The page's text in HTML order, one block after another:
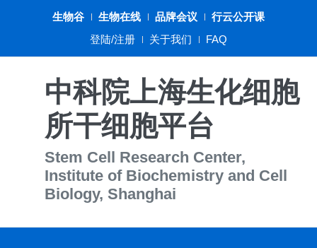
生物谷 生物在线 品牌会议
行云公开课
登陆/注册
关于我们 FAQ
中科院上海生化细胞
所干细胞平台
Stem Cell Research Center,
Institute of Biochemistry and Cell
Biology, Shanghai